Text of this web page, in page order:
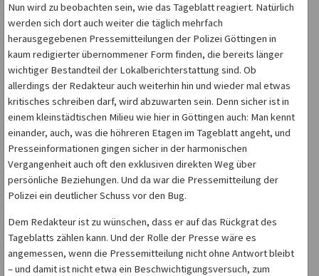
Nun wird zu beobachten sein, wie das Tageblatt reagiert. Natürlich
werden sich dort auch weiter die täglich mehrfach
herausgegebenen Pressemitteilungen der Polizei Göttingen in
kaum redigierter übernommener Form finden, die bereits länger
wichtiger Bestandteil der Lokalberichterstattung sind. Ob
allerdings der Redakteur auch weiterhin hin und wieder mal etwas
kritisches schreiben darf, wird abzuwarten sein. Denn sicher ist in
einem kleinstädtischen Milieu wie hier in Göttingen auch: Man kennt
einander, auch, was die höhreren Etagen im Tageblatt angeht, und
Presseinformationen gingen sicher in der harmonischen
Vergangenheit auch oft den exklusiven direkten Weg über
persönliche Beziehungen. Und da war die Pressemitteilung der
Polizei ein deutlicher Schuss vor den Bug.
Dem Redakteur ist zu wünschen, dass er auf das Rückgrat des
Tageblatts zählen kann. Und der Rolle der Presse wäre es
angemessen, wenn die Pressemitteilung nicht ohne Antwort bleibt
– und damit ist nicht etwa ein Beschwichtigungsversuch, zum